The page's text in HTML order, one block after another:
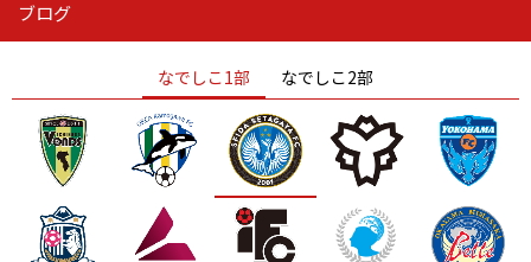
ニッパツ
ニッパツ 名古屋
石人の星
静岡 愛媛Ｌ
ブログ
なでしこ1部 なでしこ2部